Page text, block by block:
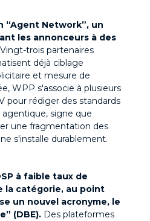
“Agent Network”, un
les annonceurs à des
Vingt-trois partenaires
déjà ciblage
et mesure de
WPP s'associe à plusieurs
pour rédiger des standards
signe que
une fragmentation des
s'installe durablement.
à faible taux de
la catégorie, au point
un nouvel acronyme, le
(DBE). Des plateformes